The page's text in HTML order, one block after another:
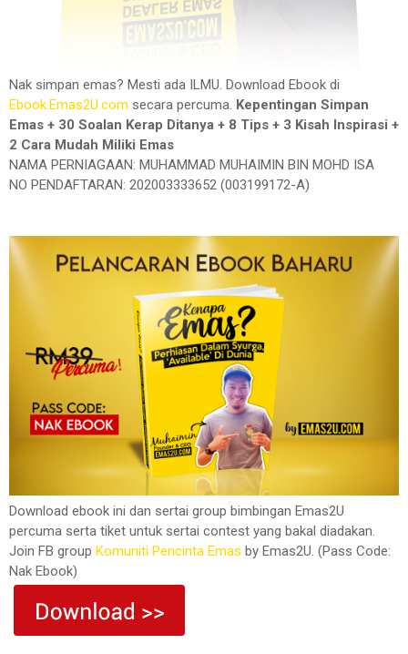
Nak simpan emas? Mesti ada ILMU. Download Ebook di
Ebook.Emas2U.com secara percuma. Kepentingan Simpan
Emas + 30 Soalan Kerap Ditanya + 8 Tips + 3 Kisah Inspirasi +
2 Cara Mudah Miliki Emas
NAMA PERNIAGAAN: MUHAMMAD MUHAIMIN BIN MOHD ISA
NO PENDAFTARAN: 202003333652 (003199172-A)
Download ebook ini dan sertai group bimbingan Emas2U
percuma serta tiket untuk sertai contest yang bakal diadakan.
Join FB group Komuniti Pencinta Emas by Emas2U. (Pass Code:
Nak Ebook)